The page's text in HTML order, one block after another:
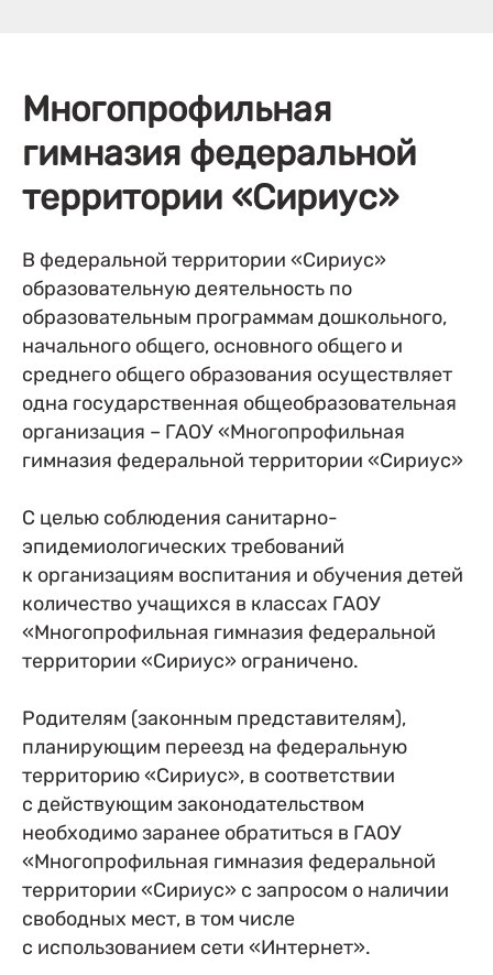
Многопрофильная
гимназия федеральной
территории «Сириус»
В федеральной территории «Сириус»
образовательную деятельность по
образовательным программам дошкольного,
начального общего, основного общего и
среднего общего образования осуществляет
одна государственная общеобразовательная
организация – ГАОУ «Многопрофильная
гимназия федеральной территории «Сириус»
С целью соблюдения санитарно-
эпидемиологических требований
к организациям воспитания и обучения детей
количество учащихся в классах ГАОУ
«Многопрофильная гимназия федеральной
территории «Сириус» ограничено.
Родителям (законным представителям),
планирующим переезд на федеральную
территорию «Сириус», в соответствии
с действующим законодательством
необходимо заранее обратиться в ГАОУ
«Многопрофильная гимназия федеральной
территории «Сириус» с запросом о наличии
свободных мест, в том числе
с использованием сети «Интернет».